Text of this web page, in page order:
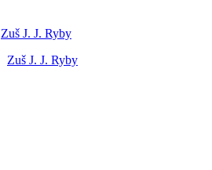
Zuš J. J. Ryby